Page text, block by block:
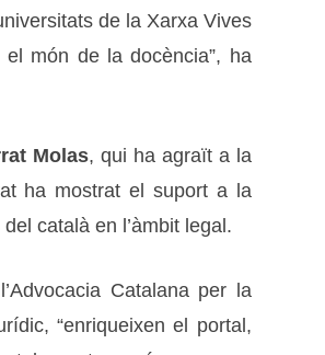
de la Xarxa Vives
món de la docència”, ha
Molas, qui ha agraït a la
ha mostrat el suport a la
català en l’àmbit legal.
Catalana per la
“enriqueixen el portal,